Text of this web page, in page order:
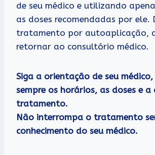
de seu médico e utilizando
as doses recomendadas por ele.
tratamento por autoaplicação,
retornar ao consultório médico.
Siga a orientação de seu
sempre os horários, as doses e
tratamento.
Não interrompa o tratamento
conhecimento do seu médico.